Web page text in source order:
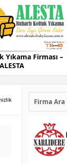
Firması –